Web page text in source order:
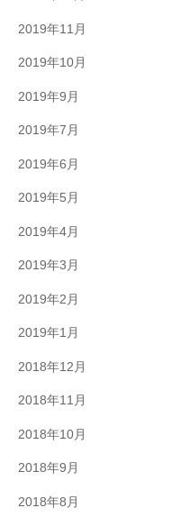
2019年11月
2019年10月
2019年9月
2019年7月
2019年6月
2019年5月
2019年4月
2019年3月
2019年2月
2019年1月
2018年12月
2018年11月
2018年10月
2018年9月
2018年8月